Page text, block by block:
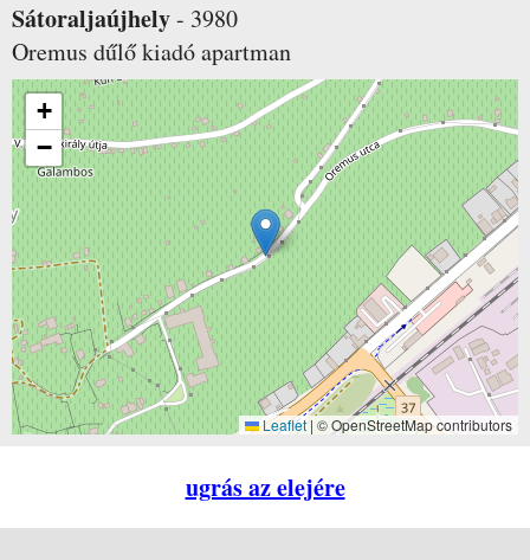
Sátoraljaújhely- 3980
Oremus dűlőkiadó apartman
+
−
Leaflet| © OpenStreetMap contributors
ugrás az elejére